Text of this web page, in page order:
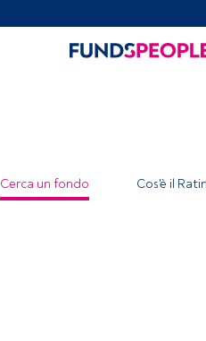
Cerca un fondo Cos'è il